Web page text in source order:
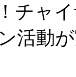
チャ
活動